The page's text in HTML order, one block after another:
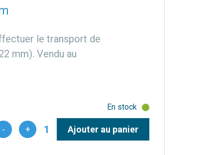
le transport de
mm). Vendu au
En stock
Ajouter au panier
- + 1